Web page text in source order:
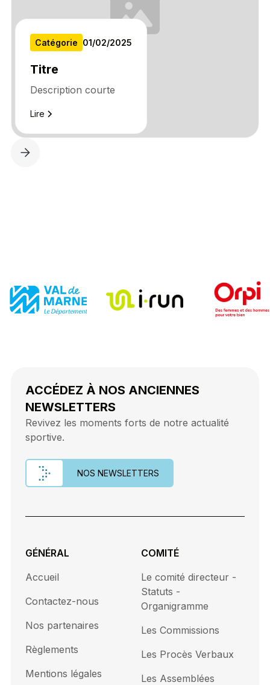
Catégorie 01/02/2025
Titre
Description courte
Lire
ACCÉDEZ À NOS ANCIENNES
NEWSLETTERS
Revivez les moments forts de notre actualité
sportive.
NOS NEWSLETTERS
GÉNÉRAL
Accueil
Contactez-nous
Nos partenaires
Règlements
Mentions légales
COMITÉ
Le comité directeur -
Statuts -
Organigramme
Les Commissions
Les Procès Verbaux
Les Assemblées